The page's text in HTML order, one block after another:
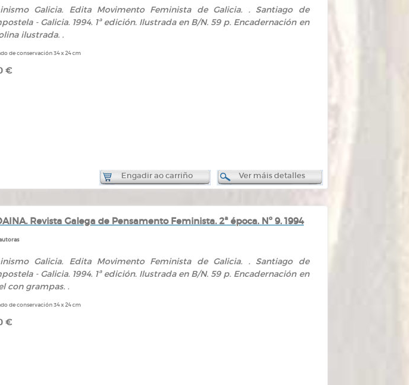
Galicia. Edita Movimento Feminista de Galicia. . Santiago de
- Galicia. 1994. 1ª edición. Ilustrada en B/N. 59 p. Encadernación en
ilustrada. .
de conservación 34 x 24 cm
€
Engadir ao carriño Ver máis detalles
Revista Galega de Pensamento Feminista. 2ª época. Nº 9. 1994
Galicia. Edita Movimento Feminista de Galicia. . Santiago de
- Galicia. 1994. 1ª edición. Ilustrada en B/N. 59 p. Encadernación en
con grampas. .
de conservación 34 x 24 cm
€